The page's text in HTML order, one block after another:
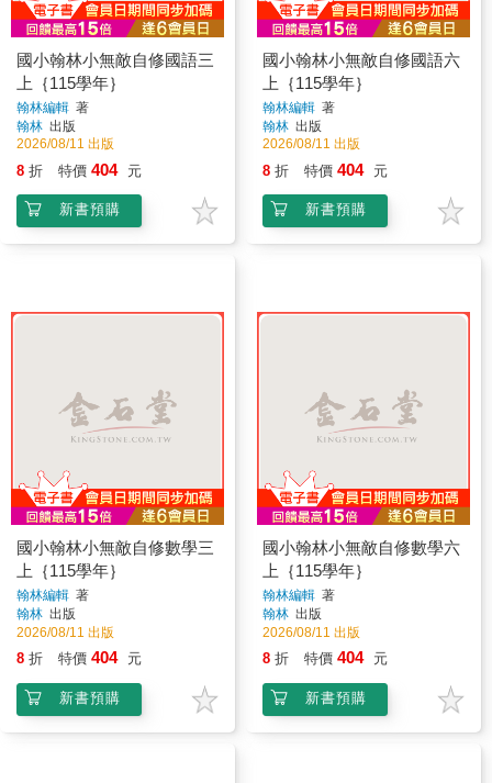
國小翰林小無敵自修國語三
上｛115學年｝
翰林編輯 著
翰林 出版
2026/08/11 出版
8 折 特價 404 元
新書預購
國小翰林小無敵自修國語六
上｛115學年｝
翰林編輯 著
翰林 出版
2026/08/11 出版
8 折 特價 404 元
新書預購
國小翰林小無敵自修數學三
上｛115學年｝
翰林編輯 著
翰林 出版
2026/08/11 出版
8 折 特價 404 元
新書預購
國小翰林小無敵自修數學六
上｛115學年｝
翰林編輯 著
翰林 出版
2026/08/11 出版
8 折 特價 404 元
新書預購